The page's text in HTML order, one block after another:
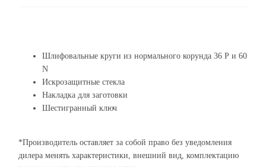
Шлифовальные круги из нормального корунда 36 Р и 60
N
Искрозащитные стекла
Накладка для заготовки
Шестигранный ключ
*Производитель оставляет за собой право без уведомления
дилера менять характеристики, внешний вид, комплектацию